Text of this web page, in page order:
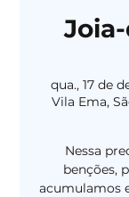
qua., 17 de
Vila Ema,
Nessa
benções,
acumulamos